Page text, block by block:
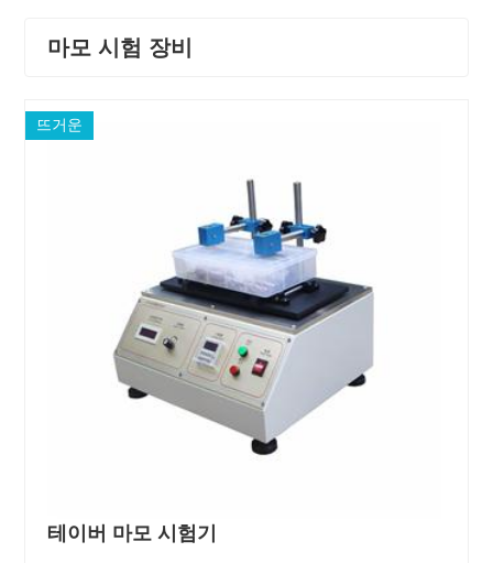
마모 시험 장비
뜨거운
테이버 마모 시험기